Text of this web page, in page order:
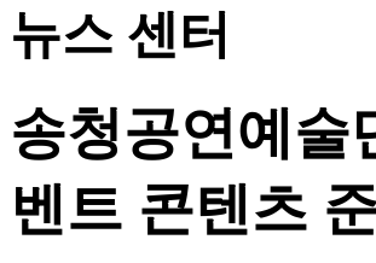
뉴스 센터
송청공연예술
벤트 콘텐츠